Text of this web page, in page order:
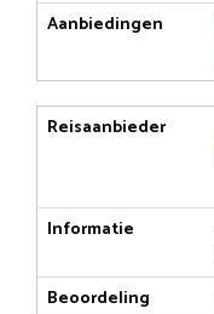
Aanbiedingen
Reisaanbieder
Informatie
Beoordeling